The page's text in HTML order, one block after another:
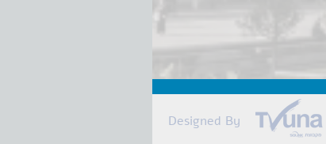
Designed By